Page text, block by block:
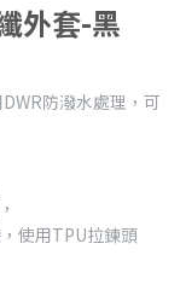
外套-黑
防潑水處理，可
使用TPU拉鍊頭